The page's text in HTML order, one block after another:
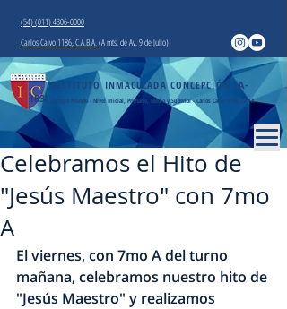
INSTITUTO INMACULADA CONCEPCIÓN (A-
183)
Colegio Privado - Nivel Inicial, Primario, Medio y Superior - Carlos Calvo 1186, CABA
(54) (011) 4306-0000
Carlos Calvo 1186, C.A.B.A.(A mts. de Av. 9 de Julio)
Celebramos el Hito de
"Jesús Maestro" con 7mo
A
El viernes, con 7mo A del turno
mañana, celebramos nuestro hito de
"Jesús Maestro" y realizamos